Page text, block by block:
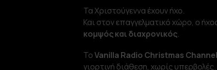
Τα Χριστούγεννα έχουν ήχο.
Και στον επαγγελματικό χώρο, ο
κομψός και διαχρονικός.
ΤοVanilla Radio Christmas Channel
γιορτινή διάθεση, χωρίς υπερβολές.